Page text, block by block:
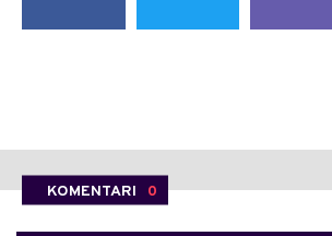
KOMENTARI 0